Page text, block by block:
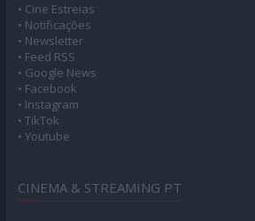
• Cine Estreias
• Notificações
• Newsletter
• Feed RSS
• Google News
• Facebook
• Instagram
• TikTok
• Youtube
CINEMA & STREAMING PT